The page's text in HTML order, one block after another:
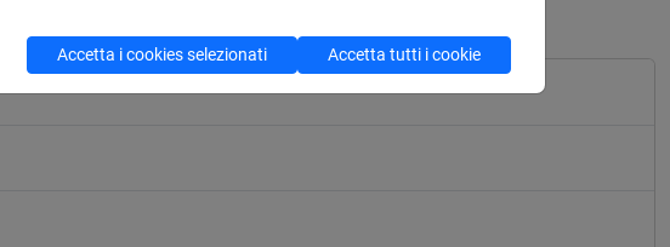
Accetta i cookies selezionati Accetta tutti i cookie